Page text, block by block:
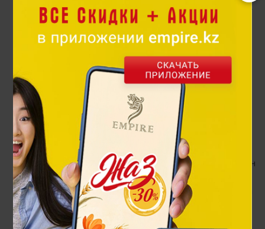
годах покорил города Отрар, Сыгнак, Узкент, Баршынкент,
Жаркент и др. Так он полностью завоевал Хорезмское
государство. За выдающиеся военные заслуги Джучи
завоевал уважение и почет. В историческом курултае
1223 года его отец Чингисхан передал ему в управление
земли к западу от Иртыша, а также пространство от
севера Жетысу до нижних берегов Волги, все земли, куда
"ступали копыта монгольских лошадей", весь край Дешт-
и-Кипчак. Эта обширная территория называлась "Улусом
Джучи" (после его смерти она стала называться Золотой
Ордой). Сначала ставка хана расположилась на берегу
Иртыша. Позже он переехал в Улытау, где и был похоронен
после смерти. В 2021 году в рамках празднования 750-
летия Золотой Орды, в Улытау, рядом с его мавзолеем был
открыт историко-культурный комплекс "Жошы хан", в
центре которого установили памятник Джучи хану.